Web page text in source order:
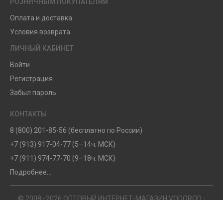
Оплата и доставка
Условия возврата
ЛИЧНЫЙ КАБИНЕТ
Войти
Регистрация
Забыл пароль
КОНТАКТЫ
8 (800) 201-85-56 (бесплатно по России)
+7 (913) 917-04-77 (5–14ч. МСК)
+7 (911) 974-77-70 (9–18ч. МСК)
Подробнее...
© 2008–2026 ОПТОВЫЙ ИНТЕРНЕТ-МАГАЗИН VODOROD -